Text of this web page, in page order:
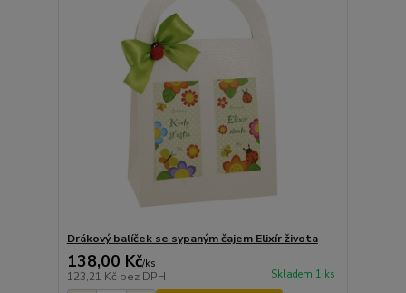
Drákový balíček se sypaným čajem Elixír života
138,00 Kč/ks
123,21 Kč bez DPH Skladem 1 ks